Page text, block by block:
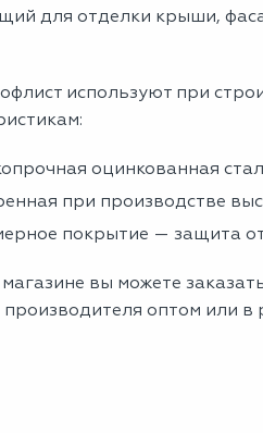
для отделки крыши,
используют при
оцинкованная
при производстве
покрытие — защита
вы можете
производителя оптом или